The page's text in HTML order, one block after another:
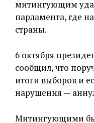
митингующим
парламента, где
страны.
6 октября
сообщил, что
итоги выборов и
нарушения —
Митингующими